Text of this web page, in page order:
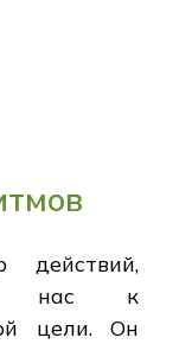
нас к
цели. Он